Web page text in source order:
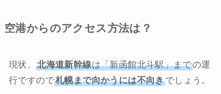
空港からのアクセス方法は？
現状、北海道新幹線は「新函館北斗駅」までの運
行ですので札幌まで向かうには不向きでしょう。